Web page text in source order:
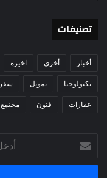
تصنيغات
أخبار أخري اخيره
تكنولوجيا تمويل سفر
عقارات فنون مجتمع
بريدك
الإلكتروني